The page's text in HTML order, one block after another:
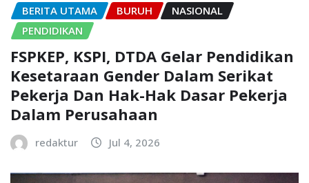
BERITA UTAMA BURUH
NASIONAL
PENDIDIKAN
FSPKEP, KSPI, DTDA Gelar Pendidikan
Kesetaraan Gender Dalam Serikat
Pekerja Dan Hak-Hak Dasar Pekerja
Dalam Perusahaan
redaktur Jul 4, 2026